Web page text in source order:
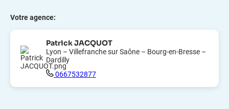
pour renforcer votre entreprise.
Besoin d’aide ?
Trouvez la solution qui est faite pour vous.
Commencer
Votre agence:
Patrick JACQUOT
Lyon – Villefranche sur Saône – Bourg-en-Bresse –
Dardilly
0667532877